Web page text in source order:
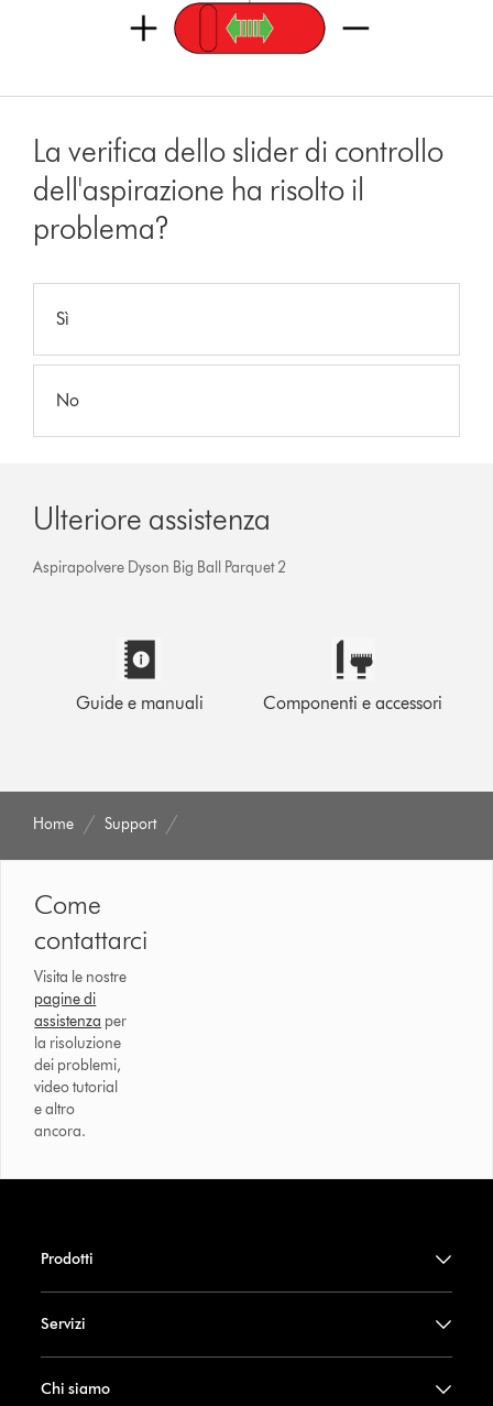
La verifica dello slider di controllo
dell'aspirazione ha risolto il
problema?
Sì
No
Ulteriore assistenza
Aspirapolvere Dyson Big Ball Parquet 2
Guide e manuali Componenti e accessori
Home Support
Come
contattarci
Visita le nostre
pagine di
assistenza per
la risoluzione
dei problemi,
video tutorial
e altro
ancora.
Prodotti
Servizi
Chi siamo